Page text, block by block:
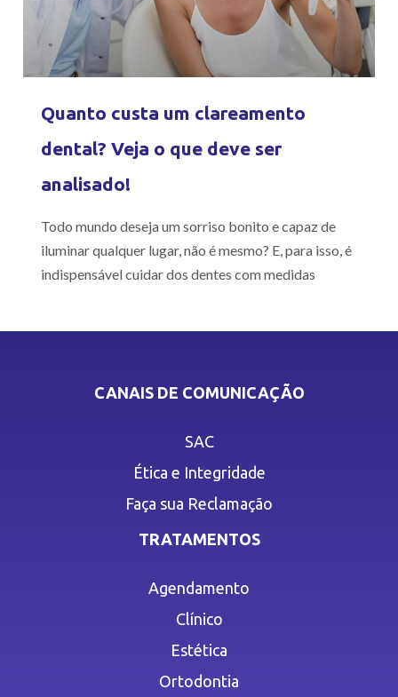
Quanto custa um clareamento
dental? Veja o que deve ser
analisado!
Todo mundo deseja um sorriso bonito e capaz de
iluminar qualquer lugar, não é mesmo? E, para isso, é
indispensável cuidar dos dentes com medidas
CANAIS DE COMUNICAÇÃO
SAC
Ética e Integridade
Faça sua Reclamação
TRATAMENTOS
Agendamento
Clínico
Estética
Ortodontia